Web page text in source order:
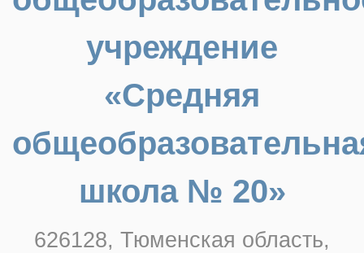
учреждение
«Средняя
школа № 20»
626128, Тюменская область,